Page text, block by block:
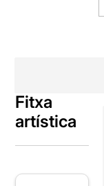
Fitxa
artística